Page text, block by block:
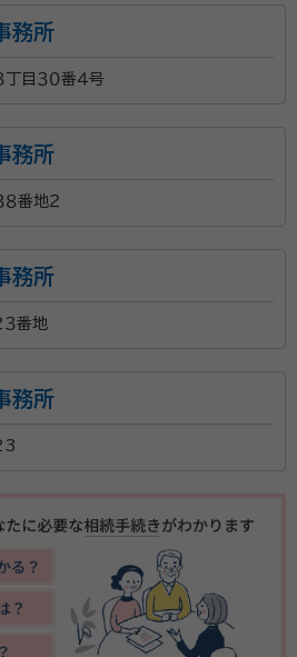
務所
目３０番４号
務所
番地２
務所
番地
務所